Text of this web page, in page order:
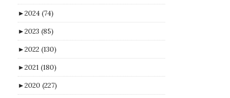
►2024 (74)
►2023 (85)
►2022 (130)
►2021 (180)
►2020 (227)